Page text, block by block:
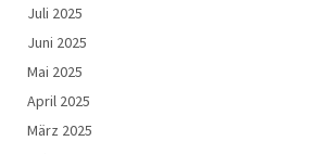
Juli 2025
Juni 2025
Mai 2025
April 2025
März 2025